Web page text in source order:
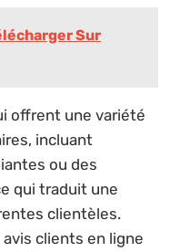
Sur
offrent une variété
incluant
ou des
qui traduit une
clientèles.
clients en ligne